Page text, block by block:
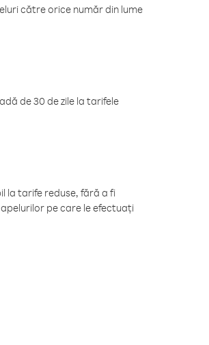
către orice număr din lume
de 30 de zile la tarifele
la tarife reduse, fără a fi
pe care le efectuați